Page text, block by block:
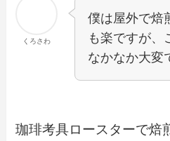
くろさわ
僕は屋外で焙
も楽ですが、
なかなか大変
珈琲考具ロースターで焙